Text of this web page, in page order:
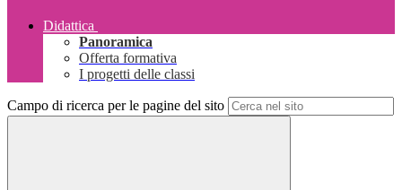
Didattica
Panoramica
Offerta formativa
I progetti delle classi
Campo di ricerca per le pagine del sito